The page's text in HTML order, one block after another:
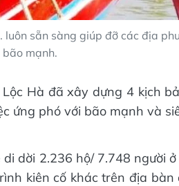
sẵn sàng giúp đỡ các địa
bão mạnh.
Hà đã xây dựng 4 kịch
ứng phó với bão mạnh và
dời 2.236 hộ/ 7.748 người
kiên cố khác trên địa